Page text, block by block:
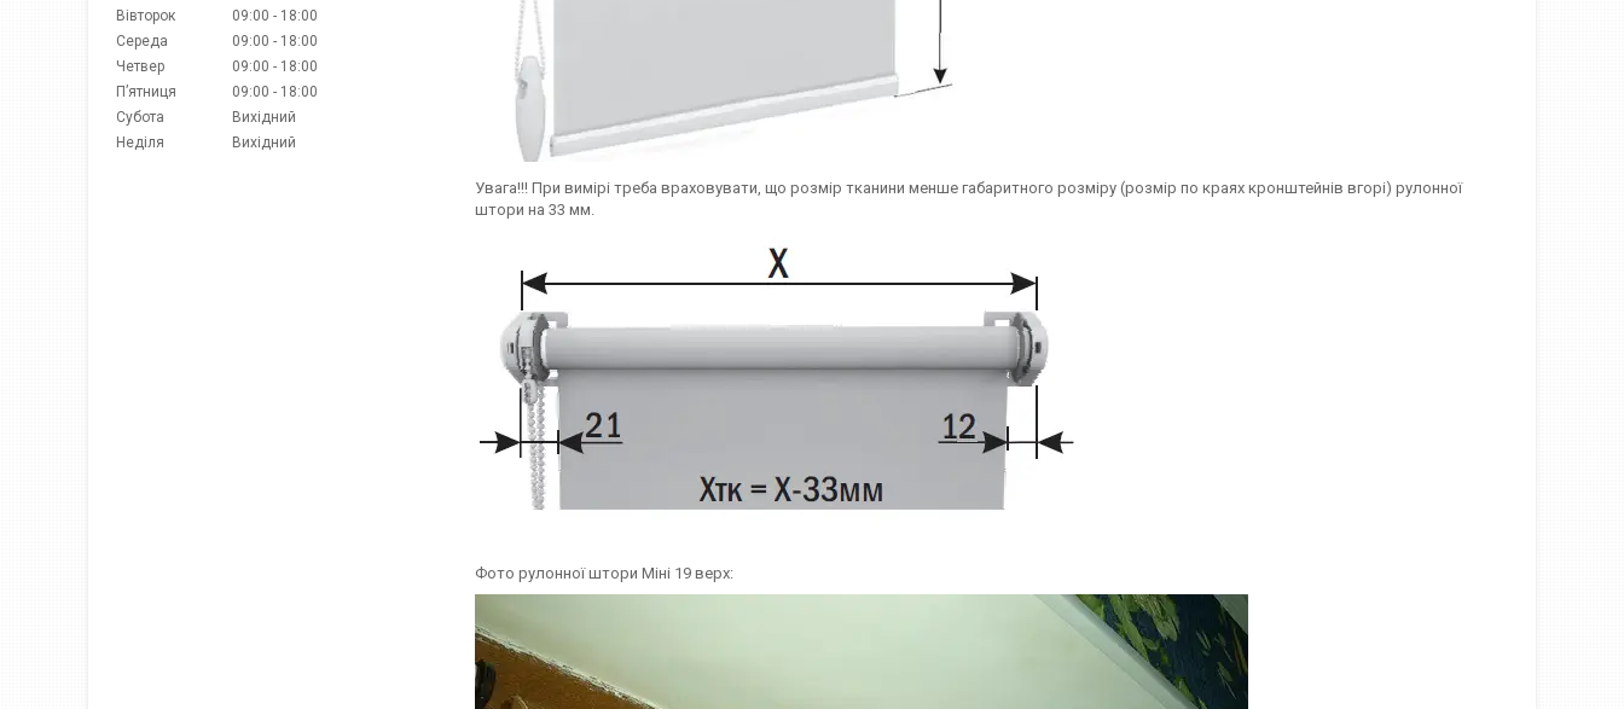
Увага!!! При вимірі треба враховувати, що розмір тканини менше габаритного розміру (розмір по краях кронштейнів вгорі) рулонної
штори на 33 мм.
Фото рулонної штори Міні 19 верх:
Вівторок
09:00
18:00
Середа
09:00
18:00
Четвер
09:00
18:00
Пʼятниця
09:00
18:00
Субота
Вихідний
Неділя
Вихідний